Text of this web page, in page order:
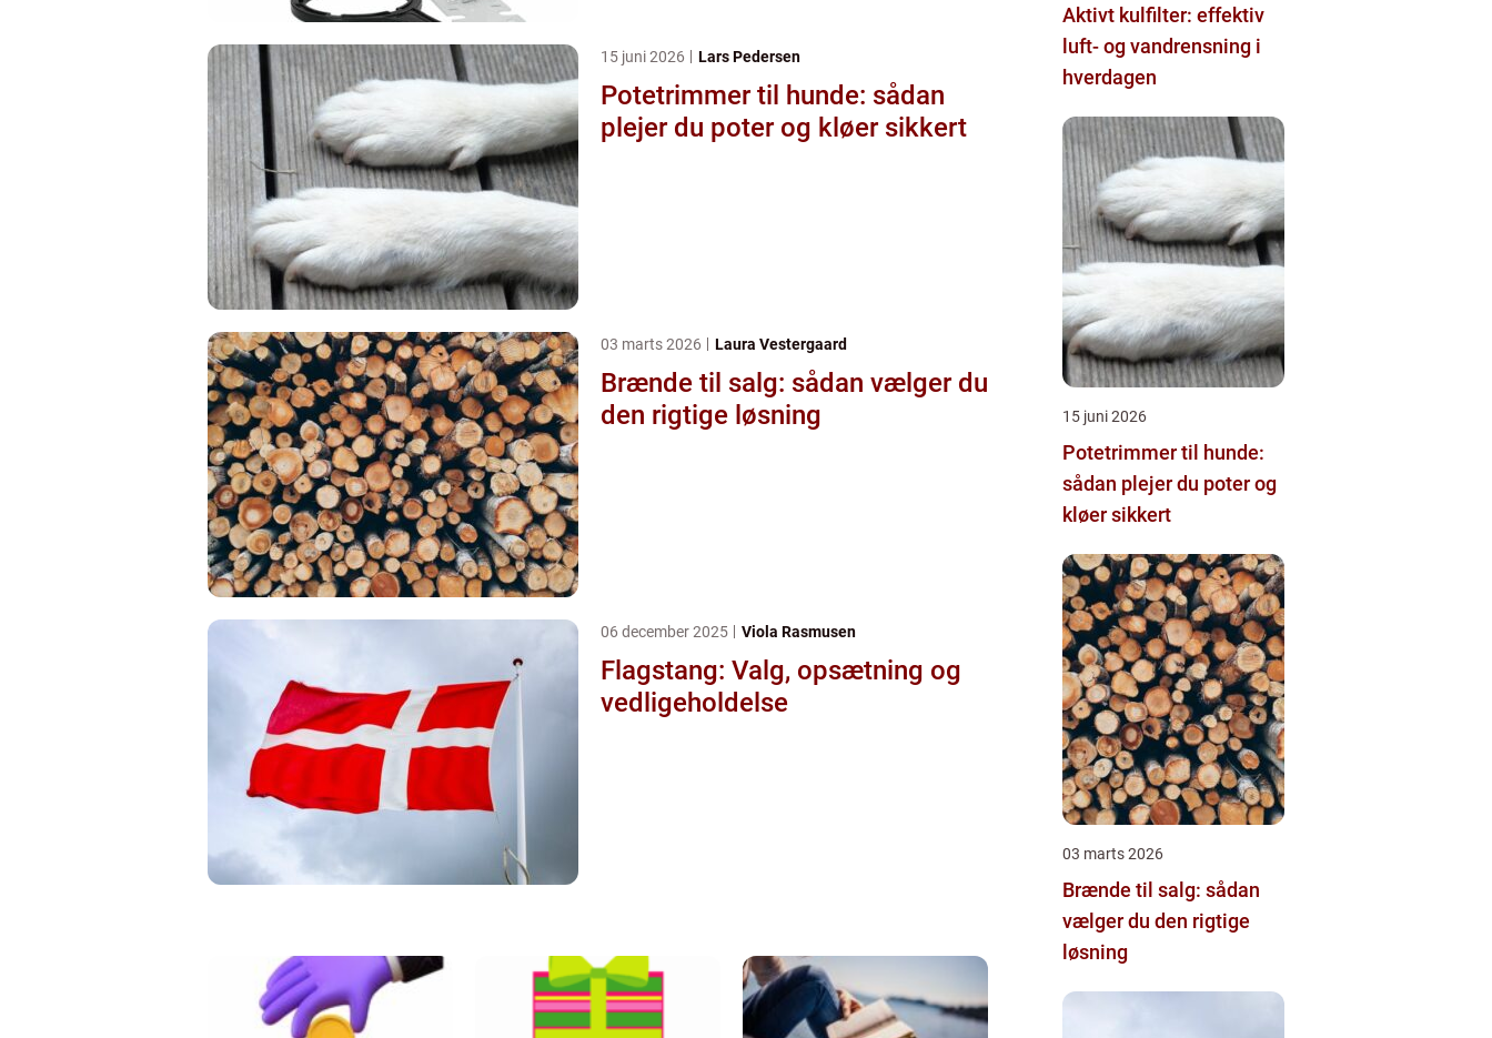
15 juni 2026 Lars Pedersen
Potetrimmer til hunde: sådan
plejer du poter og kløer sikkert
03 marts 2026 Laura Vestergaard
Brænde til salg: sådan vælger du
den rigtige løsning
06 december 2025 Viola Rasmusen
Flagstang: Valg, opsætning og
vedligeholdelse
Aktivt kulfilter: effektiv
luft- og vandrensning i
hverdagen
15 juni 2026
Potetrimmer til hunde:
sådan plejer du poter og
kløer sikkert
03 marts 2026
Brænde til salg: sådan
vælger du den rigtige
løsning